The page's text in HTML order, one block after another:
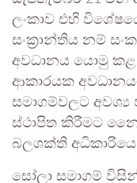
ලංකාව එහි
සංක්‍රාන්තිය නම්
අවධානය යොමු කළ
ආකාරයක
සමාගම්වලට අවශ්‍ය
ස්ථාපිත කිරීමට
බලශක්ති
සෝලා සමාගම්